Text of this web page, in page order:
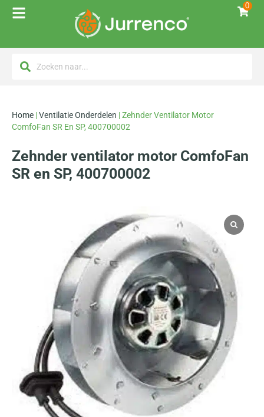
0
Home |Ventilatie Onderdelen |Zehnder Ventilator Motor
ComfoFan SR En SP, 400700002
Zehnder ventilator motor ComfoFan
SR en SP, 400700002